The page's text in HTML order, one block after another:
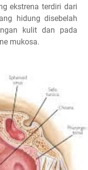
ekstrena terdiri dari
hidung disebelah
kulit dan pada
mukosa.